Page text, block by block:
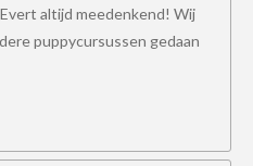
altijd meedenkend! Wij
puppycursussen gedaan